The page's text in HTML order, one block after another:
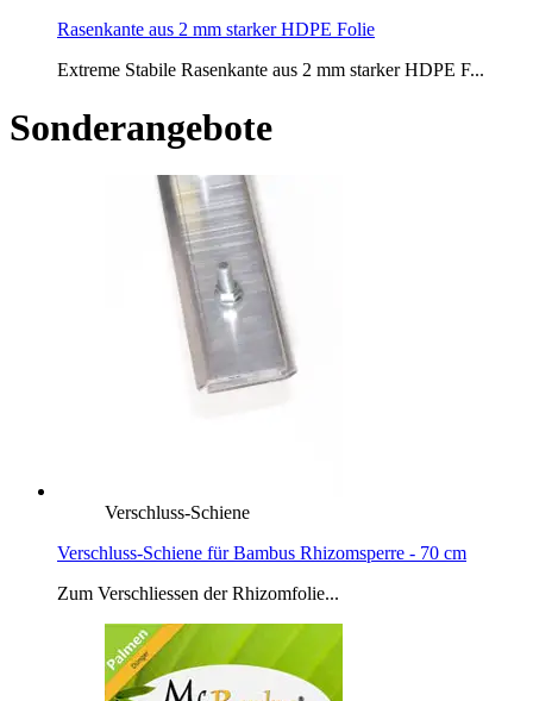
Rasenkante aus 2 mm starker HDPE Folie
Extreme Stabile Rasenkante aus 2 mm starker HDPE F...
Sonderangebote
Verschluss-Schiene
Verschluss-Schiene für Bambus Rhizomsperre - 70 cm
Zum Verschliessen der Rhizomfolie...